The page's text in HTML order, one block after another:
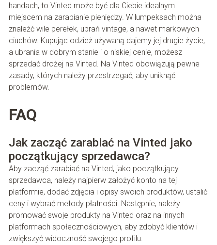
handach, to Vinted może być dla Ciebie idealnym
miejscem na zarabianie pieniędzy. W lumpeksach można
znaleźć wile perełek, ubrań vintage, a nawet markowych
ciuchów. Kupując odzież używaną dajemy jej drugie życie,
a ubrania w dobrym stanie i o niskiej cenie, możesz
sprzedać drożej na Vinted. Na Vinted obowiązują pewne
zasady, których należy przestrzegać, aby uniknąć
problemów.
FAQ
Jak zacząć zarabiać na Vinted jako
początkujący sprzedawca?
Aby zacząć zarabiać na Vinted, jako początkujący
sprzedawca, należy najpierw założyć konto na tej
platformie, dodać zdjęcia i opisy swoich produktów, ustalić
ceny i wybrać metody płatności. Następnie, należy
promować swoje produkty na Vinted oraz na innych
platformach społecznościowych, aby zdobyć klientów i
zwiększyć widoczność swojego profilu.